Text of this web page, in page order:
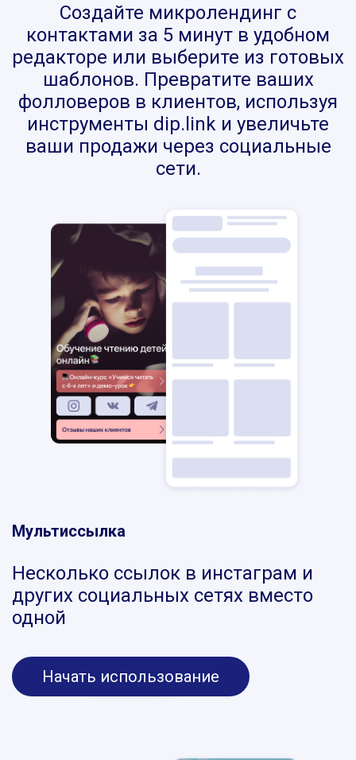
Создайте микролендинг с
контактами за 5 минут в удобном
редакторе или выберите из готовых
шаблонов. Превратите ваших
фолловеров в клиентов, используя
инструменты dip.link и увеличьте
ваши продажи через социальные
сети.
Мультиссылка
Несколько ссылок в инстаграм и
других социальных сетях вместо
одной
Начать использование